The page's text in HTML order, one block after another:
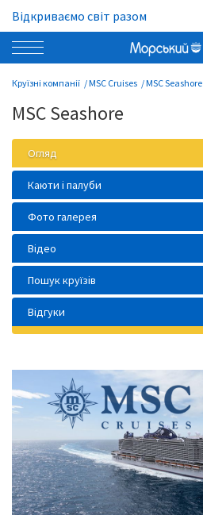
Відкриваємо світ разом
Круїзні компанії MSC Cruises MSC Seashore
MSC Seashore
Огляд
Каюти і палуби
Фото галерея
Відео
Пошук круїзів
Відгуки